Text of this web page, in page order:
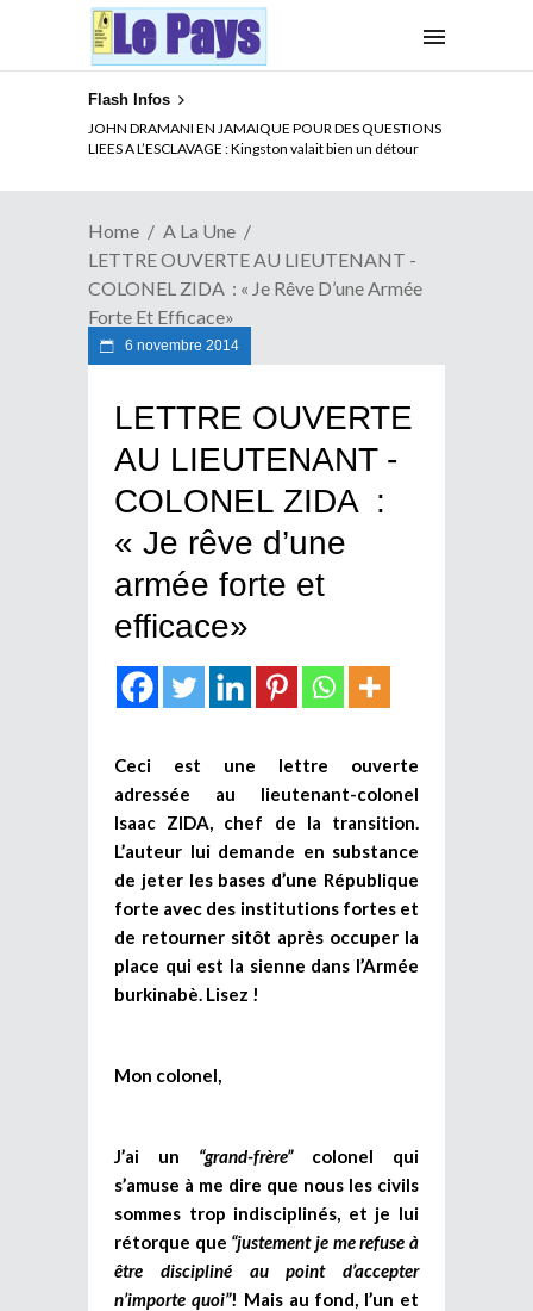
Flash Infos
ELECTION DE TALON A LA TETE DU SENAT BENINOIS :
Quand Patrice quitte le pouvoir sans partir !
Home
A La Une
LETTRE OUVERTE AU LIEUTENANT -
COLONEL ZIDA : « Je Rêve D’une Armée
Forte Et Efficace»
6 novembre 2014
LETTRE OUVERTE
AU LIEUTENANT -
COLONEL ZIDA :
« Je rêve d’une
armée forte et
efficace»
Ceci est une lettre ouverte
adressée au lieutenant-colonel
Isaac ZIDA, chef de la transition.
L’auteur lui demande en substance
de jeter les bases d’une République
forte avec des institutions fortes et
de retourner sitôt après occuper la
place qui est la sienne dans l’Armée
burkinabè. Lisez !
Mon colonel,
J’ai un “grand-frère”colonel qui
s’amuse à me dire que nous les civils
sommes trop indisciplinés, et je lui
rétorque que “justement je me refuse à
être discipliné au point d’accepter
n’importe quoi”! Mais au fond, l’un et